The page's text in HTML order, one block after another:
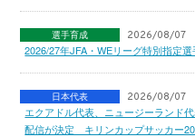
選手育成 2026/08/07
2026/27年JFA・WEリーグ特別指定
日本代表 2026/08/07
エクアドル代表、ニュージーランド
配信が決定 キリンカップサッカー